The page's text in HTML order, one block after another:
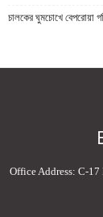
চালকের ঘুমচোখে বেপরোয়া
Office Address: C-